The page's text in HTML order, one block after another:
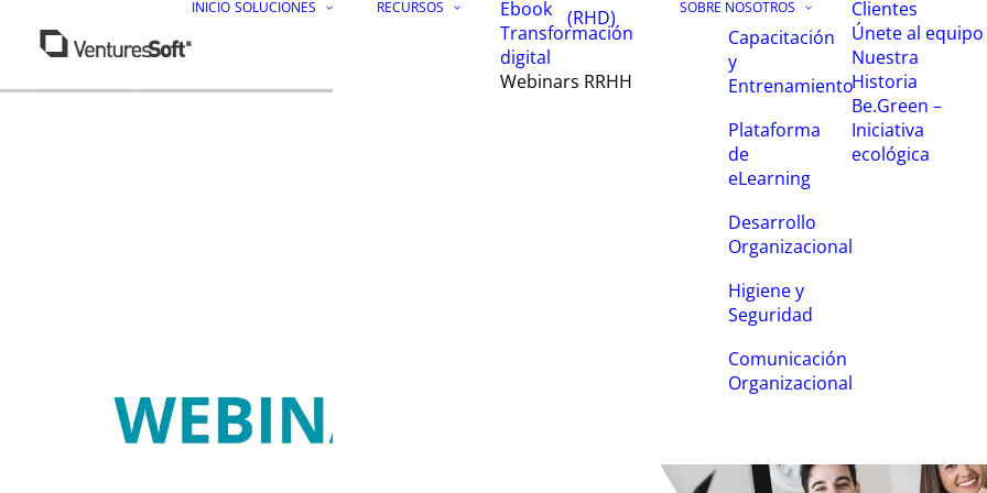
INICIO SOLUCIONES
(RHD)
Capacitación
y
Entrenamiento
Plataforma
de
eLearning
Desarrollo
Organizacional
Higiene y
Seguridad
Comunicación
Organizacional
RECURSOS
Ebook
Transformación
digital
Webinars RRHH
SOBRE NOSOTROS
Clientes
Únete al equipo
Nuestra
Historia
Be.Green –
Iniciativa
ecológica